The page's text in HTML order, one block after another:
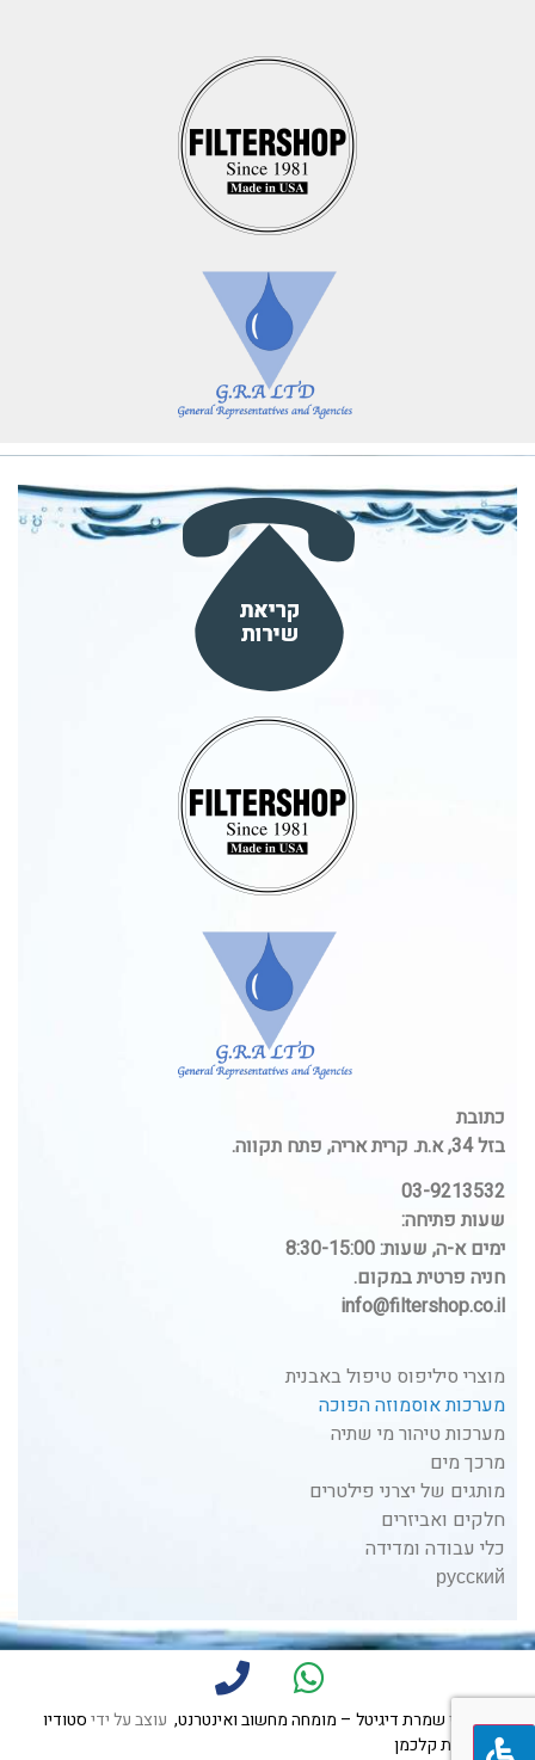
כתובת
בזל 34, א.ת. קרית אריה, פתח תקווה.
03-9213532
שעות פתיחה:
ימים א-ה, שעות: 8:30-15:00
חניה פרטית במקום.
info@filtershop.co.il
מוצרי סיליפוס טיפול באבנית
מערכות אוסמוזה הפוכה
מערכות טיהור מי שתיה
מרכך מים
מותגים של יצרני פילטרים
חלקים ואביזרים
כלי עבודה ומדידה
русский
נבנה על ידישמרת דיגיטל – מומחה מחשוב ואינטרנט, עוצב על ידיסטודיו
לעיצוב הלית קלכמן